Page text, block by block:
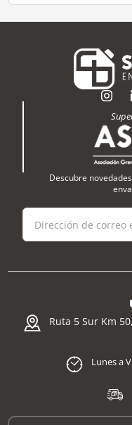
Descubre
Ruta 5 Sur Km
Lunes a